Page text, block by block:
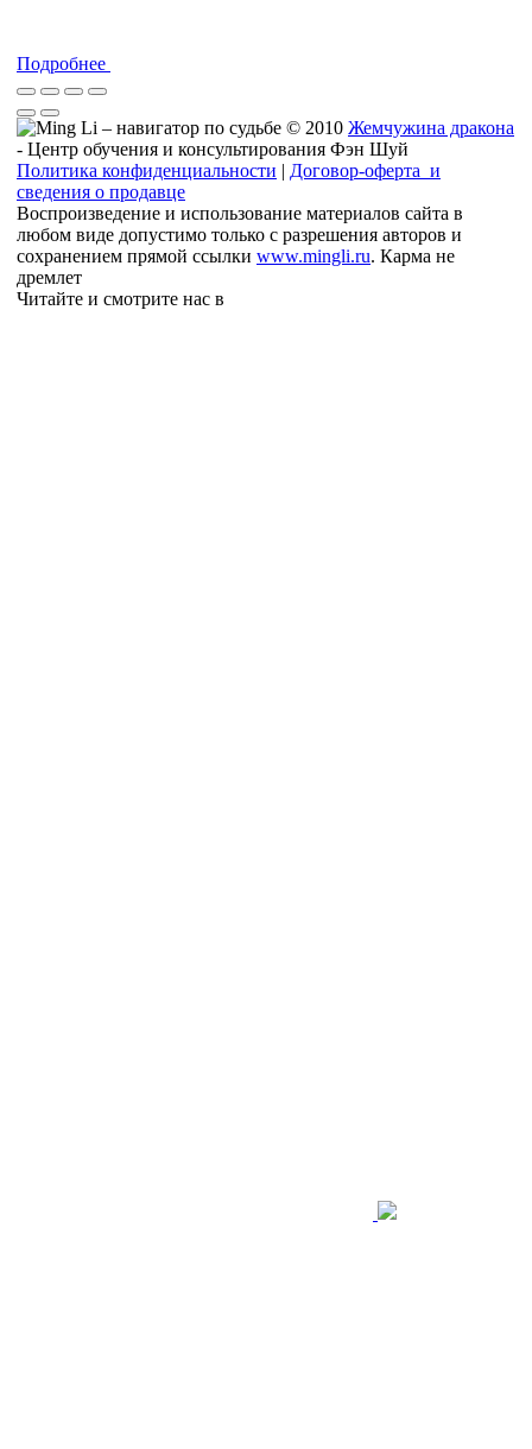
Подробнее
© 2010 Жемчужина дракона
- Центр обучения и консультирования Фэн Шуй
Политика конфиденциальности | Договор-оферта и
сведения о продавце
Воспроизведение и использование материалов сайта в
любом виде допустимо только с разрешения авторов и
сохранением прямой ссылки www.mingli.ru. Карма не
дремлет
Читайте и смотрите нас в